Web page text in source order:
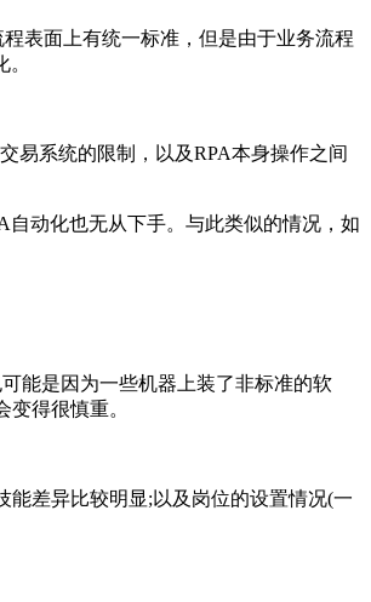
表面上有统一标准，但是由于业务流程
易系统的限制，以及RPA本身操作之间
动化也无从下手。与此类似的情况，如
能是因为一些机器上装了非标准的软
得很慎重。
差异比较明显;以及岗位的设置情况(一